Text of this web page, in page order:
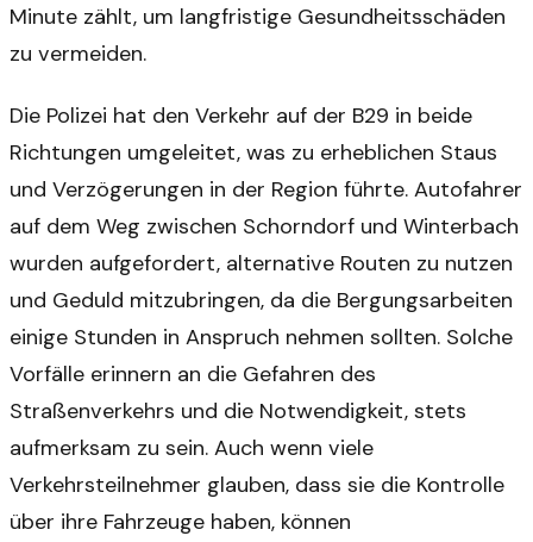
Minute zählt, um langfristige Gesundheitsschäden
zu vermeiden.
Die Polizei hat den Verkehr auf der B29 in beide
Richtungen umgeleitet, was zu erheblichen Staus
und Verzögerungen in der Region führte. Autofahrer
auf dem Weg zwischen Schorndorf und Winterbach
wurden aufgefordert, alternative Routen zu nutzen
und Geduld mitzubringen, da die Bergungsarbeiten
einige Stunden in Anspruch nehmen sollten. Solche
Vorfälle erinnern an die Gefahren des
Straßenverkehrs und die Notwendigkeit, stets
aufmerksam zu sein. Auch wenn viele
Verkehrsteilnehmer glauben, dass sie die Kontrolle
über ihre Fahrzeuge haben, können